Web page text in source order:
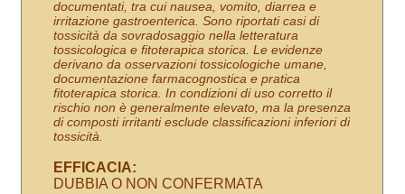
documentati, tra cui nausea, vomito, diarrea e
irritazione gastroenterica. Sono riportati casi di
tossicità da sovradosaggio nella letteratura
tossicologica e fitoterapica storica. Le evidenze
derivano da osservazioni tossicologiche umane,
documentazione farmacognostica e pratica
fitoterapica storica. In condizioni di uso corretto il
rischio non è generalmente elevato, ma la presenza
di composti irritanti esclude classificazioni inferiori di
tossicità.
EFFICACIA:
DUBBIA O NON CONFERMATA